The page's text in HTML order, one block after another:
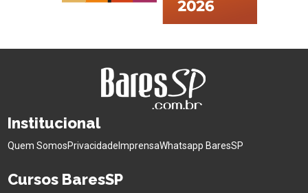
Institucional
Quem SomosPrivacidade ImprensaWhatsapp BaresSP
Cursos BaresSP